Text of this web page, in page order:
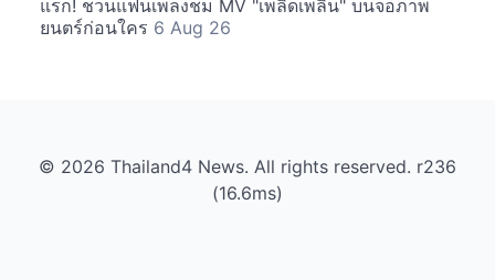
แรก! ชวนแฟนเพลงชม MV "เพลิดเพลิน" บนจอภาพ
ยนตร์ก่อนใคร 6 Aug 26
© 2026 Thailand4 News. All rights reserved. r236
(16.6ms)